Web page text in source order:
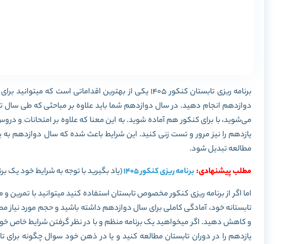
برنامه ریزی تابستان کنکور 1405 یکی از بهترین
دوازدهم انجام دهید. در سال دوازدهم شما باید علاوه بر مباحثی که طی سال
می‌شوید، با برای کنکور هم آماده شوید. به این معنا که علاوه بر امتحانات و
یازدهم را نیز مرور و تست زنی کنید. این شرایط باعث شده که سال دوازدهم
مطالعه تبدیل شود.
مطلب پیشنهادی: برنامه ریزی کنکور 1405
(یاد بگیرید با توجه به شرایط خود یک
اما اگر از برنامه ریزی کنکور مخصوص تابستان استفاده کنید میتوانید با
تابستانه خود، آمادگی کاملی برای سال دوازدهم داشته باشید و حجم مورد نیاز
و کاهش دهید. اگر میخواهید یک برنامه منظم و با در نظر گرفتن شرایط خاص
یازدهم را در دوران تابستان مطالعه کنید و یا در ذهن خود سوال چگونه برای